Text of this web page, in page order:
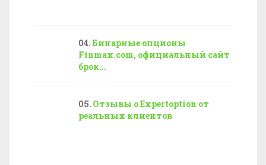
Бинарные опционы
Finmax.com, официальный сайт
брок...
Отзывы о Expertoption от
реальных клиентов